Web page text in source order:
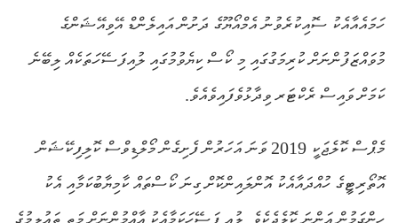
ހަމައެއާއެކު ސޮއިކުރެވުނު އެމްއޯޔޫގެ ދަށުން އައިލެންޑް އޭވިއޭޝަންގެ
މުވައްޒަފުންނަށް ކުރިމަގުގައި މި ކޯސް ކިޔެވުމުގައި ލުއިފަސޭހަތަކެއް ލިބޭނެ
ކަމަށް ވައިސް ރެކްޓަރ ވިދާޅުވެފައިވެއެވެ.
މެޕްސް ކޮލެޖަކީ 2019 ވަނަ އަހަރުން ފެށިގެން މޯލްޑިވްސް ކޮލިފިކޭޝަން
އޮތޯރިޓީގެ ހުއްދައާއެކު އޮންލައިންކޮށް ގިނަ ކޯސްތައް ކާމިޔާބުކަމާއި އެކު
ހިންގަމުން އަންނަ ކޮލެޖެކެވެ. ލުއި ފަސޭހަކަމާއެކު އާއްމުންނަށް މަތީ ތަޢުލީމުގެ